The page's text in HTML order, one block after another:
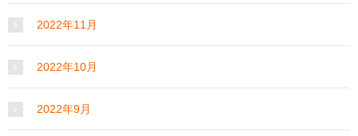
2022年11月
2022年10月
2022年9月